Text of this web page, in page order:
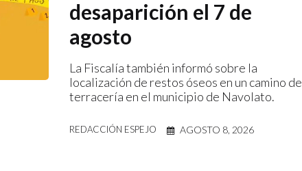
desaparición el 7 de
agosto
La Fiscalía también informó sobre la
localización de restos óseos en un camino de
terracería en el municipio de Navolato.
REDACCIÓN ESPEJO AGOSTO 8, 2026